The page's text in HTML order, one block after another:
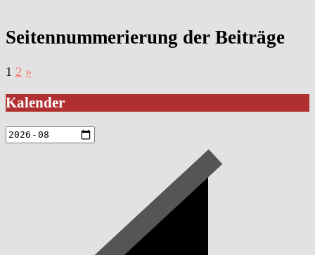
Seitennummerierung der Beiträge
1 2 »
Kalender